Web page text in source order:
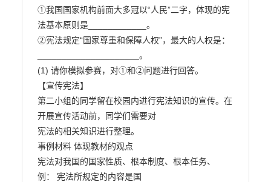
①我国国家机构前面大多冠以“人民”二字，体现的宪
法基本原则是____________。
②宪法规定“国家尊重和保障人权”，最大的人权是：
_____________________。
(1) 请你模拟参赛，对①和②问题进行回答。
【宣传宪法】
第二小组的同学留在校园内进行宪法知识的宣传。在
开展宣传活动前，同学们需要对
宪法的相关知识进行整理。
事例材料 体现教材的观点
宪法对我国的国家性质、根本制度、根本任务、
例： 宪法所规定的内容是国